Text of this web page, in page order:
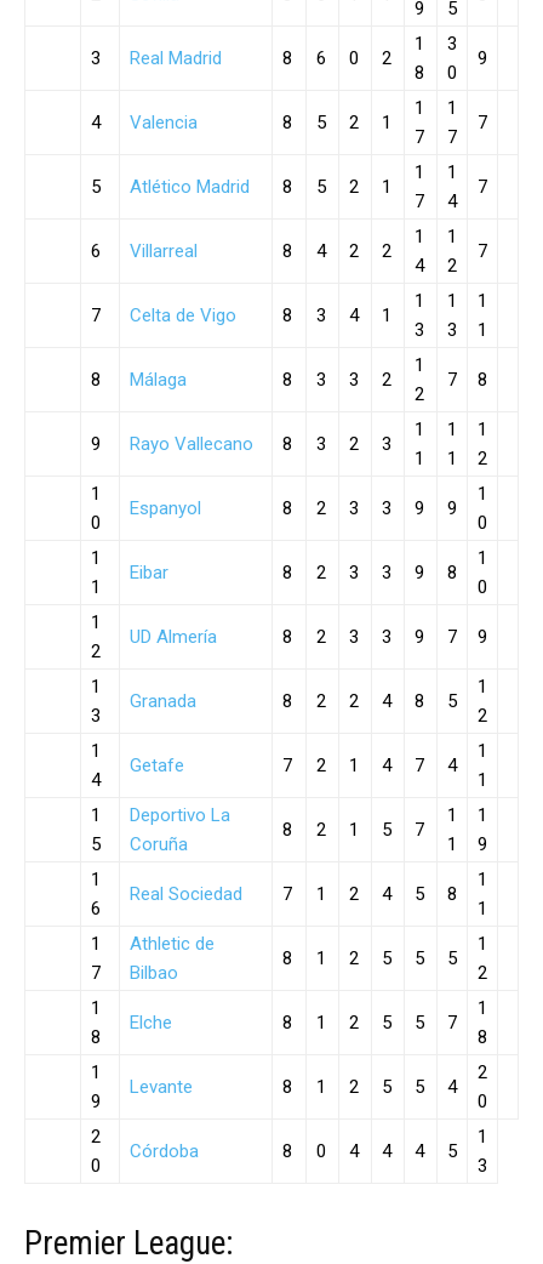
9
5
3 Real Madrid 8 6 0 2
1
8
3
0
9
4 Valencia 8 5 2 1
1
7
1
7
7
5 Atlético Madrid 8 5 2 1
1
7
1
4
7
6 Villarreal 8 4 2 2
1
4
1
2
7
7 Celta de Vigo 8 3 4 1
1
3
1
3
1
1
8 Málaga 8 3 3 2
1
2
7 8
9 Rayo Vallecano 8 3 2 3
1
1
1
1
1
2
1
0
Espanyol 8 2 3 3 9 9
1
0
1
1
Eibar 8 2 3 3 9 8
1
0
1
2
UD Almería 8 2 3 3 9 7 9
1
3
Granada 8 2 2 4 8 5
1
2
1
4
Getafe 7 2 1 4 7 4
1
1
1
5
Deportivo La
Coruña
8 2 1 5 7
1
1
1
9
1
6
Real Sociedad 7 1 2 4 5 8
1
1
1
7
Athletic de
Bilbao
8 1 2 5 5 5
1
2
1
8
Elche 8 1 2 5 5 7
1
8
1
9
Levante 8 1 2 5 5 4
2
0
2
0
Córdoba 8 0 4 4 4 5
1
3
Premier League: